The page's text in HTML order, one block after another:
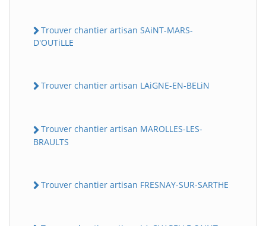
Trouver chantier artisan SAiNT-MARS-
D'OUTiLLE
Trouver chantier artisan LAiGNE-EN-BELiN
Trouver chantier artisan MAROLLES-LES-
BRAULTS
Trouver chantier artisan FRESNAY-SUR-SARTHE